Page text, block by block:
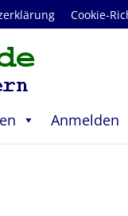
Cookie-
Anmelden